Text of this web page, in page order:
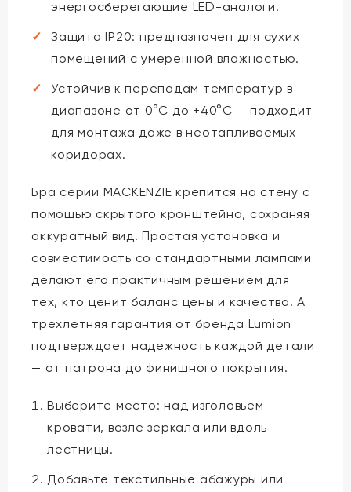
энергосберегающие LED-аналоги.
Защита IP20: предназначен для сухих
помещений с умеренной влажностью.
Устойчив к перепадам температур в
диапазоне от 0°C до +40°C — подходит
для монтажа даже в неотапливаемых
коридорах.
Бра серии MACKENZIE крепится на стену с
помощью скрытого кронштейна, сохраняя
аккуратный вид. Простая установка и
совместимость со стандартными лампами
делают его практичным решением для
тех, кто ценит баланс цены и качества. А
трехлетняя гарантия от бренда Lumion
подтверждает надежность каждой детали
— от патрона до финишного покрытия.
Выберите место: над изголовьем
кровати, возле зеркала или вдоль
лестницы.
Добавьте текстильные абажуры или